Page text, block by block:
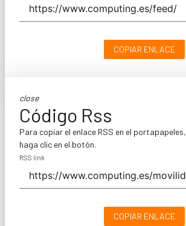
COPIAR ENLACE
close
Código Rss
Para copiar el enlace RSS en el portapapeles,
haga clic en el botón.
RSS link
COPIAR ENLACE